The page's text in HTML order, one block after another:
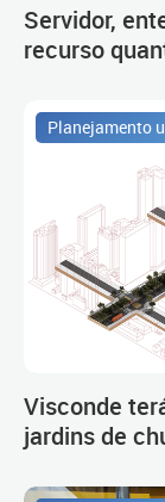
Servidor,
recurso
Planejamento
Visconde
jardins de